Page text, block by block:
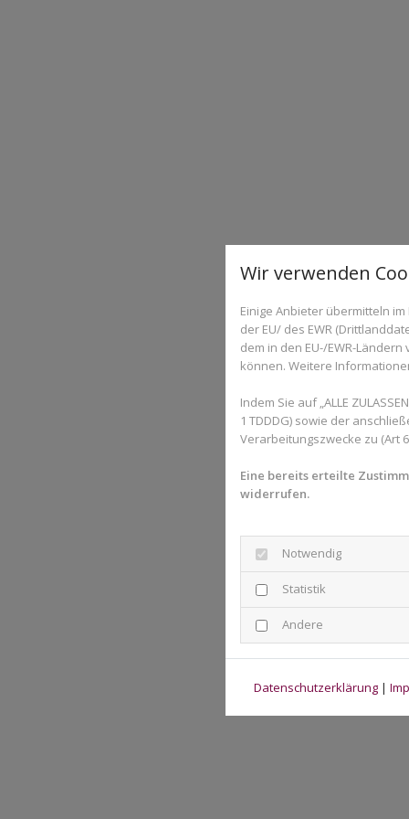
Wir verwenden
Einige Anbieter übermitteln
der EU/ des EWR
dem in den EU-/EWR-
können. Weitere
Indem Sie auf „ALLE
1 TDDDG) sowie der
Verarbeitungszwecke zu (Art 6
Eine bereits erteilte
widerrufen.
Notwendig
Statistik
Andere
Datenschutzerklärung |